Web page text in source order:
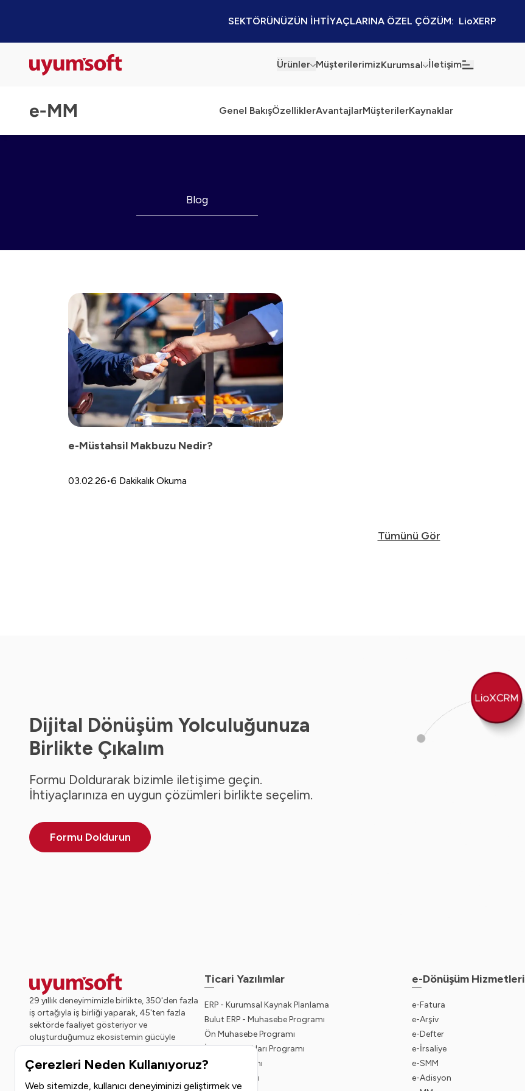
Çerezleri Neden Kullanıyoruz?
Web sitemizde, kullanıcı deneyiminizi geliştirmek ve
SEKTÖRÜNÜZÜN İHTİYAÇLARINA ÖZEL ÇÖZÜM:  LioXERP
Ürünler MüşterilerimizKurumsal İletişim
Blog
Genel BakışÖzelliklerAvantajlarMüşterilerKaynaklar
Blog
e-Müstahsil Makbuzu Nedir?
03.02.26•6 Dakikalık Okuma
Tümünü Gör
Dijital Dönüşüm Yolculuğunuza
Birlikte Çıkalım
Formu Doldurarak bizimle iletişime geçin.
İhtiyaçlarınıza en uygun çözümleri birlikte seçelim.
Formu Doldurun
29 yıllık deneyimimizle birlikte, 350'den fazla
iş ortağıyla iş birliği yaparak, 45'ten fazla
sektörde faaliyet gösteriyor ve
oluşturduğumuz ekosistemin gücüyle
geleceğe sağlam adımlarla ilerliyoruz.
Ticari Yazılımlar
ERP - Kurumsal Kaynak Planlama
Bulut ERP - Muhasebe Programı
Ön Muhasebe Programı
İnsan Kaynakları Programı
Bordro Yazılımı
CRM Programı
e-Dönüşüm Hizmetleri
e-Fatura
e-Arşiv
e-Defter
e-İrsaliye
e-SMM
e-Adisyon